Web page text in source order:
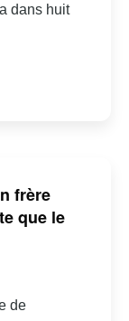
dans huit
frère
que le
de